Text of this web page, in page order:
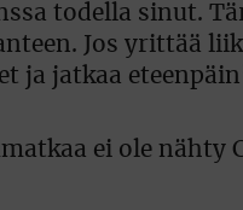
todella sinut.
Jos yrittää
ja jatkaa
ei ole nähty